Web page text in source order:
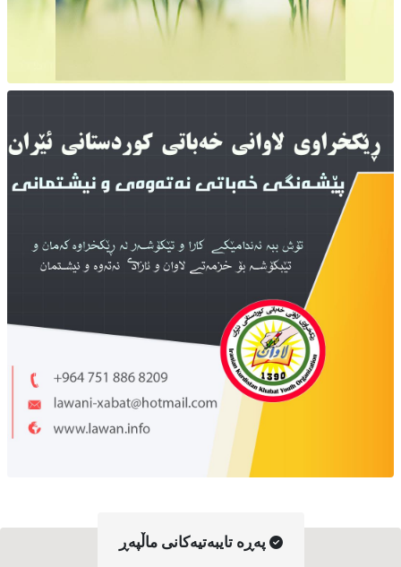
په‌ڕه‌ تایبه‌تیه‌کانی ماڵپه‌ڕ